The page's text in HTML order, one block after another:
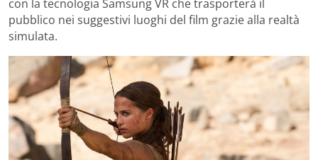
con la tecnologia Samsung VR che trasporterà il
pubblico nei suggestivi luoghi del film grazie alla realtà
simulata.